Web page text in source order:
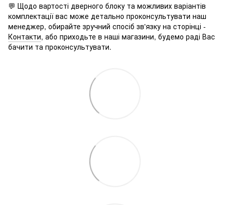
💬 Щодо вартості дверного блоку та можливих варіантів
комплектації вас може детально проконсультувати наш
менеджер, обирайте зручний спосіб зв'язку на сторінці -
Контакти, або приходьте в наші магазини, будемо раді Вас
бачити та проконсультувати.